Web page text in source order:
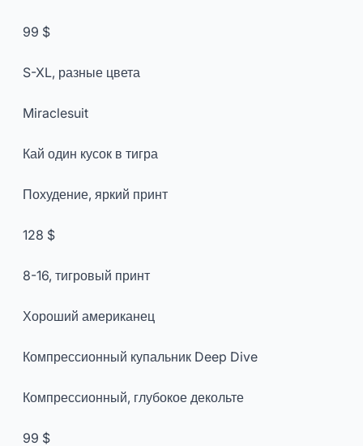
99 $
S-XL, разные цвета
Miraclesuit
Кай один кусок в тигра
Похудение, яркий принт
128 $
8-16, тигровый принт
Хороший американец
Компрессионный купальник Deep Dive
Компрессионный, глубокое декольте
99 $